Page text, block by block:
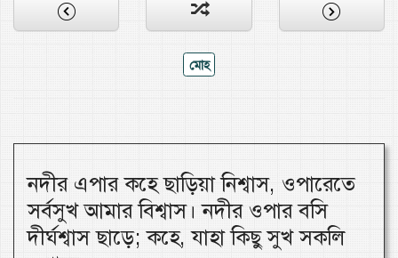
মোহ
নদীর এপার কহে ছাড়িয়া নিশ্বাস, ওপারেতে
সর্বসুখ আমার বিশ্বাস। নদীর ওপার বসি
দীর্ঘশ্বাস ছাড়ে; কহে, যাহা কিছু সুখ সকলি